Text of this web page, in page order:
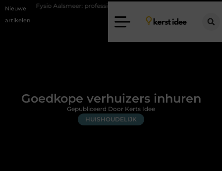
Nieuwe
artikelen
Aalsmeer: professionele hulp bij pijn en bewegingsklachten
Goedkope verhuizers inhuren
HUISHOUDELIJK
Gepubliceerd Door Kerts Idee